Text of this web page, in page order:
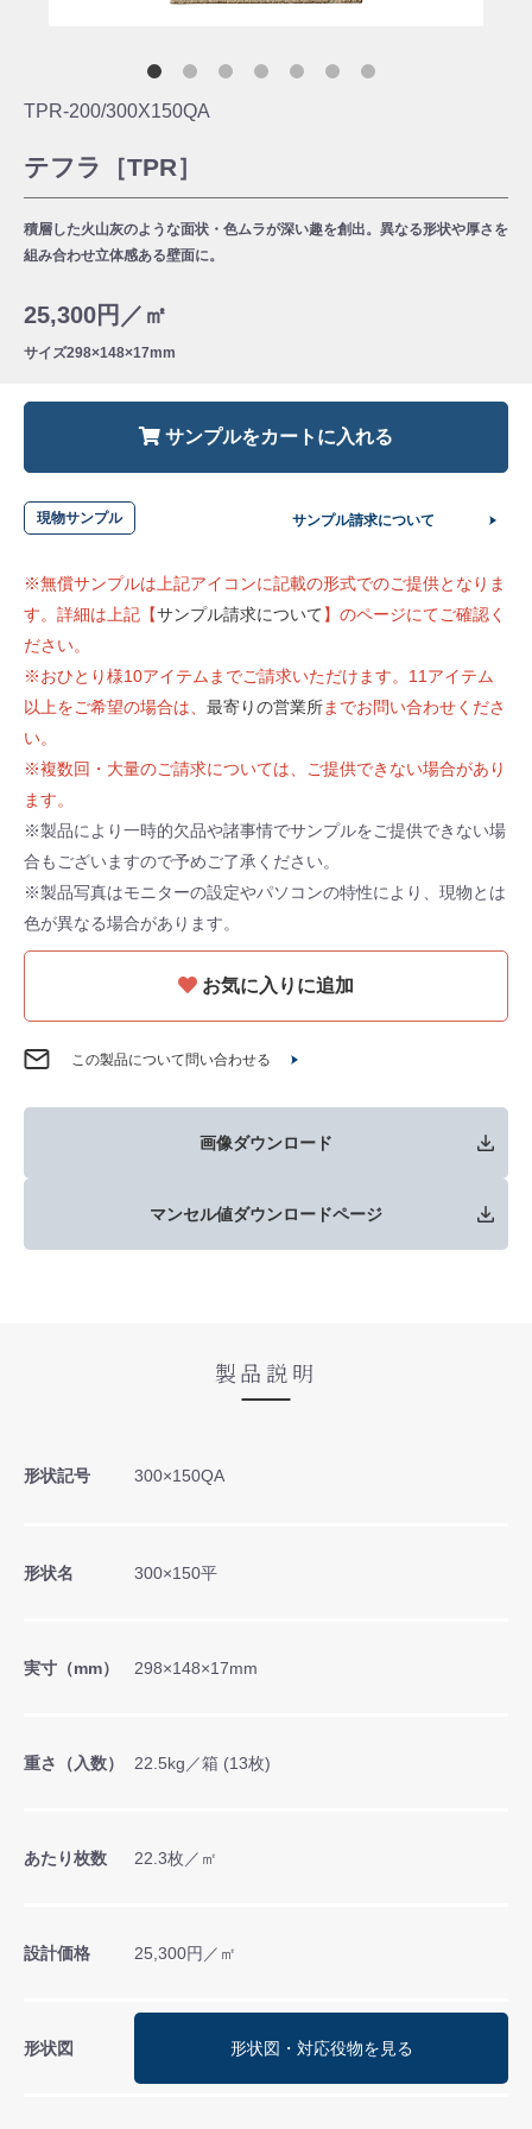
TPR-200/300X150QA
テフラ［TPR］
積層した火山灰のような面状・色ムラが深い趣を創出。異なる形状や厚さを
組み合わせ立体感ある壁面に。
25,300円／㎡
サイズ298×148×17mm
サンプルをカートに入れる
現物サンプル サンプル請求について
※無償サンプルは上記アイコンに記載の形式でのご提供となりま
す。詳細は上記【サンプル請求について】のページにてご確認く
ださい。
※おひとり様10アイテムまでご請求いただけます。11アイテム
以上をご希望の場合は、 最寄りの営業所までお問い合わせくださ
い。
※複数回・大量のご請求については、ご提供できない場合があり
ます。
※製品により一時的欠品や諸事情でサンプルをご提供できない場
合もございますので予めご了承ください。
※製品写真はモニターの設定やパソコンの特性により、現物とは
色が異なる場合があります。
お気に入りに追加
この製品について問い合わせる
画像ダウンロード
マンセル値ダウンロードページ
製品説明
形状記号 300×150QA
形状名 300×150平
実寸（mm） 298×148×17mm
重さ（入数） 22.5kg／箱 (13枚)
あたり枚数 22.3枚／㎡
設計価格 25,300円／㎡
形状図 形状図・対応役物を見る